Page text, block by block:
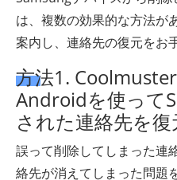
は、複数の効果的な方法が
案内し、連絡先の復元をお
方法1.
Androidを使って
された連絡先を
誤って削除してしまった連
絡先が消えてしまった問題